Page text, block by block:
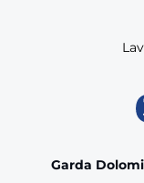
Garda